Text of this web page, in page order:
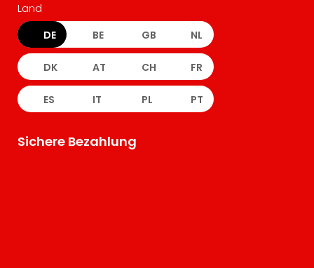
Land
DE BE GB NL
DK AT CH FR
ES IT PL PT
Sichere Bezahlung